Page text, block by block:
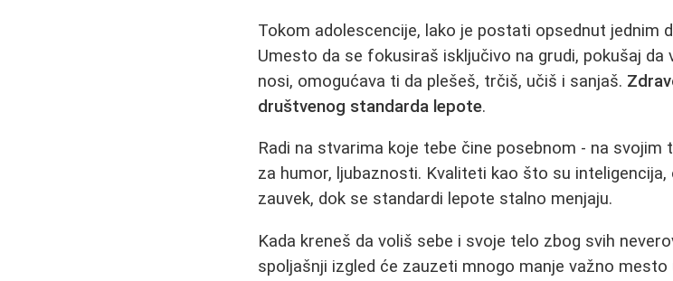
Tokom adolescencije, lako je postati opsednut jednim
Umesto da se fokusiraš isključivo na grudi, pokušaj da
nosi, omogućava ti da plešeš, trčiš, učiš i sanjaš.
društvenog standarda lepote.
Radi na stvarima koje tebe čine posebnom - na
za humor, ljubaznosti. Kvaliteti kao što su
zauvek, dok se standardi lepote stalno menjaju.
Kada kreneš da voliš sebe i svoje telo zbog svih
spoljašnji izgled će zauzeti mnogo manje važno